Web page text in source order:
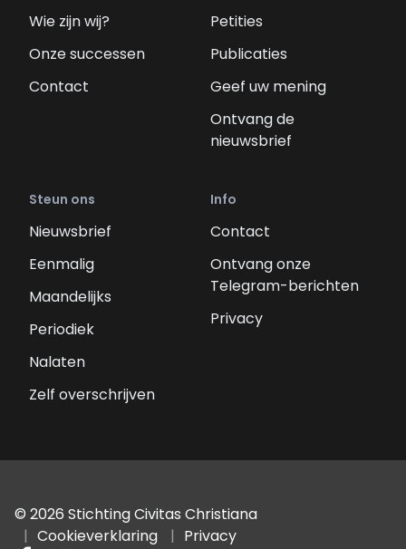
Wie zijn wij?
Onze successen
Contact
Petities
Publicaties
Geef uw mening
Ontvang de
nieuwsbrief
Steun ons
Nieuwsbrief
Eenmalig
Maandelijks
Periodiek
Nalaten
Zelf overschrijven
Info
Contact
Ontvang onze
Telegram-berichten
Privacy
© 2026 Stichting Civitas Christiana
Cookieverklaring
Privacy